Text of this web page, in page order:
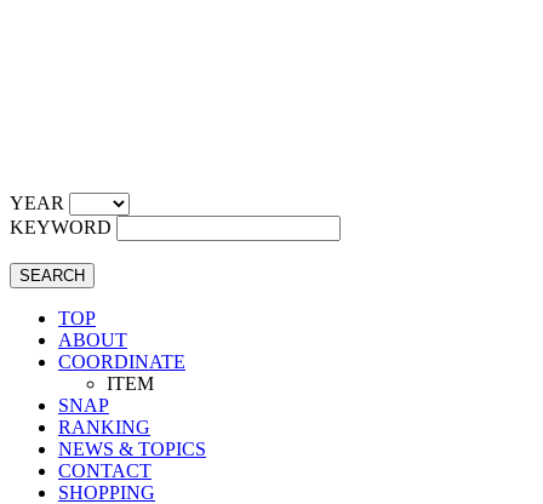
YEAR
KEYWORD
SEARCH
TOP
ABOUT
COORDINATE
ITEM
SNAP
RANKING
NEWS & TOPICS
CONTACT
SHOPPING